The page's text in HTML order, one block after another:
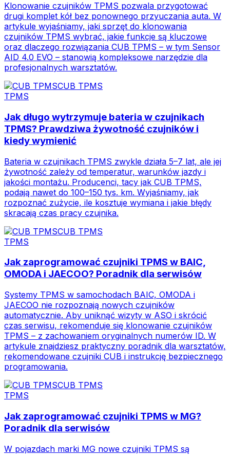
Klonowanie czujników TPMS pozwala przygotować
drugi komplet kół bez ponownego przyuczania auta. W
artykule wyjaśniamy, jaki sprzęt do klonowania
czujników TPMS wybrać, jakie funkcje są kluczowe
oraz dlaczego rozwiązania CUB TPMS – w tym Sensor
AID 4.0 EVO – stanowią kompleksowe narzędzie dla
profesjonalnych warsztatów.
CUB TPMS
TPMS
Jak długo wytrzymuje bateria w czujnikach
TPMS? Prawdziwa żywotność czujników i
kiedy wymienić
Bateria w czujnikach TPMS zwykle działa 5–7 lat, ale jej
żywotność zależy od temperatur, warunków jazdy i
jakości montażu. Producenci, tacy jak CUB TPMS,
podają nawet do 100–150 tys. km. Wyjaśniamy, jak
rozpoznać zużycie, ile kosztuje wymiana i jakie błędy
skracają czas pracy czujnika.
CUB TPMS
TPMS
Jak zaprogramować czujniki TPMS w BAIC,
OMODA i JAECOO? Poradnik dla serwisów
Systemy TPMS w samochodach BAIC, OMODA i
JAECOO nie rozpoznają nowych czujników
automatycznie. Aby uniknąć wizyty w ASO i skrócić
czas serwisu, rekomenduje się klonowanie czujników
TPMS – z zachowaniem oryginalnych numerów ID. W
artykule znajdziesz praktyczny poradnik dla warsztatów,
rekomendowane czujniki CUB i instrukcję bezpiecznego
programowania.
CUB TPMS
TPMS
Jak zaprogramować czujniki TPMS w MG?
Poradnik dla serwisów
W pojazdach marki MG nowe czujniki TPMS są